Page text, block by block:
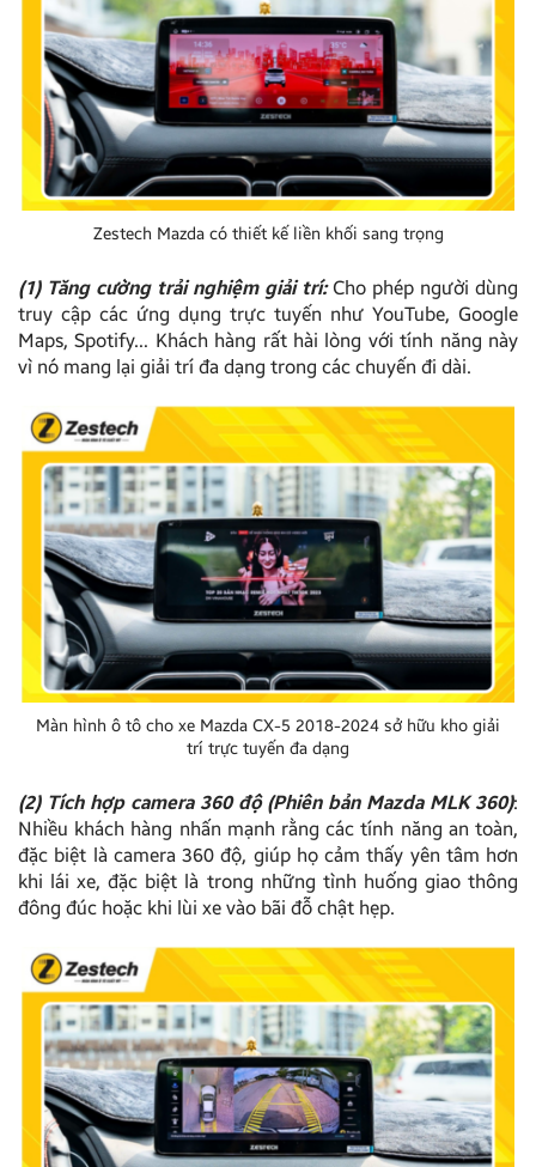
Zestech Mazda có thiết kế liền khối sang trọng
(1) Tăng cường trải nghiệm giải trí:Cho phép người dùng
truy cập các ứng dụng trực tuyến như YouTube, Google
Maps, Spotify… Khách hàng rất hài lòng với tính năng này
vì nó mang lại giải trí đa dạng trong các chuyến đi dài.
Màn hình ô tô cho xe Mazda CX-5 2018-2024 sở hữu kho giải
trí trực tuyến đa dạng
(2) Tích hợp camera 360 độ (Phiên bản Mazda MLK 360):
Nhiều khách hàng nhấn mạnh rằng các tính năng an toàn,
đặc biệt là camera 360 độ, giúp họ cảm thấy yên tâm hơn
khi lái xe, đặc biệt là trong những tình huống giao thông
đông đúc hoặc khi lùi xe vào bãi đỗ chật hẹp.